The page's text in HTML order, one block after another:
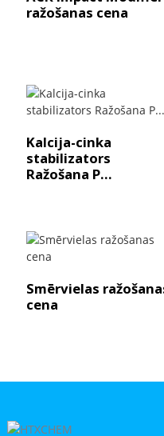
ražošanas cena
Kalcija-cinka
stabilizators
Ražošana P...
Smērvielas
cena